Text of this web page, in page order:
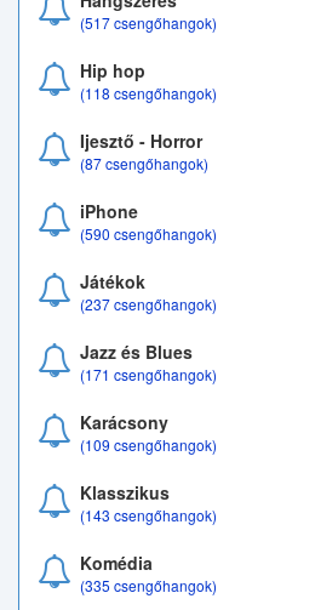
(517 csengőhangok)
Hip hop
(118 csengőhangok)
Ijesztő - Horror
(87 csengőhangok)
iPhone
(590 csengőhangok)
Játékok
(237 csengőhangok)
Jazz és Blues
(171 csengőhangok)
Karácsony
(109 csengőhangok)
Klasszikus
(143 csengőhangok)
Komédia
(335 csengőhangok)